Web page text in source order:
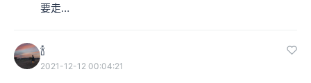
要走…
🍾
2021-12-12 00:04:21